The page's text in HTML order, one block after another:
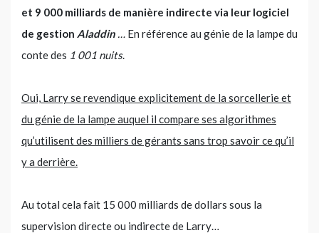
et 9 000 milliards de manière indirecte via leur logiciel
de gestion Aladdin … En référence au génie de la lampe du
conte des 1 001 nuits.
Oui, Larry se revendique explicitement de la sorcellerie et
du génie de la lampe auquel il compare ses algorithmes
qu’utilisent des milliers de gérants sans trop savoir ce qu’il
y a derrière.
Au total cela fait 15 000 milliards de dollars sous la
supervision directe ou indirecte de Larry…